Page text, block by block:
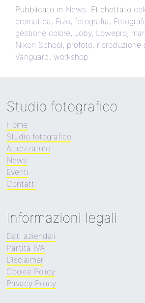
Pubblicato in News Etichettato
cromatica , Eizo, fotografia ,
gestione colore, Joby, Lowepro,
Nikon School, profoto, riproduzione
Vanguard , workshop
Studio fotografico
Home
Studio fotografico
Attrezzature
News
Eventi
Contatti
Informazioni legali
Dati aziendali
Partita IVA
Disclaimer
Cookie Policy
Privacy Policy